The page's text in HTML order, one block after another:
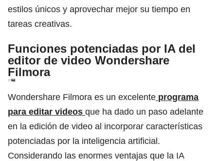
estilos únicos y aprovechar mejor su tiempo en
tareas creativas.
Funciones potenciadas por IA del
editor de video Wondershare
Filmora
Wondershare Filmora es un excelente programa
para editar videos que ha dado un paso adelante
en la edición de video al incorporar características
potenciadas por la inteligencia artificial.
Considerando las enormes ventajas que la IA